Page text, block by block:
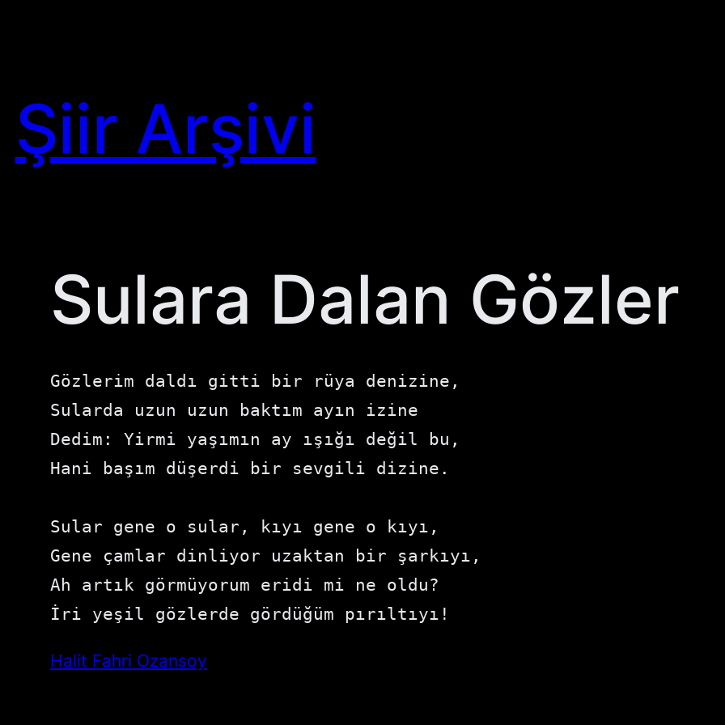
Şiir Arşivi
Sulara Dalan Gözler
Gözlerim daldı gitti bir rüya denizine,
Sularda uzun uzun baktım ayın izine
Dedim: Yirmi yaşımın ay ışığı değil bu,
Hani başım düşerdi bir sevgili dizine.
Sular gene o sular, kıyı gene o kıyı,
Gene çamlar dinliyor uzaktan bir şarkıyı,
Ah artık görmüyorum eridi mi ne oldu?
İri yeşil gözlerde gördüğüm pırıltıyı!
Halit Fahri Ozansoy